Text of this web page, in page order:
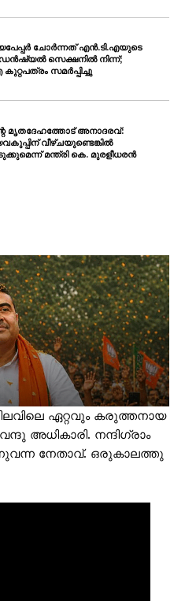
ചോർന്നത് എൻ.ടി.എയുടെ
സെക്ഷനിൽ നിന്ന്;
സമർപ്പിച്ചു
മൃതദേഹത്തോട് അനാദരവ്:
വീഴ്ചയുണ്ടെങ്കിൽ
മന്ത്രി കെ. മുരളീധരൻ
ഏറ്റവും കരുത്തനായ
അധികാരി. നന്ദിഗ്രാം
നേതാവ്. ഒരുകാലത്തു